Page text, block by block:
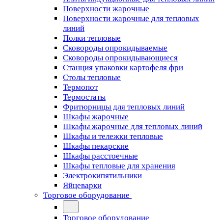
Поверхности жарочные
Поверхности жарочные для тепловых
линий
Полки тепловые
Сковороды опрокидываемые
Сковороды опрокидывающиеся
Станция упаковки картофеля фри
Столы тепловые
Термопот
Термостаты
Фритюрницы для тепловых линий
Шкафы жарочные
Шкафы жарочные для тепловых линий
Шкафы и тележки тепловые
Шкафы пекарские
Шкафы расстоечные
Шкафы тепловые для хранения
Электрокипятильники
Яйцеварки
Торговое оборудование
Торговое оборудование